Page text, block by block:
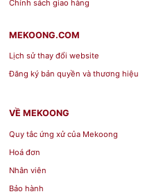
Chính sách giao hàng
MEKOONG.COM
Lịch sử thay đổi website
Đăng ký bản quyền và thương hiệu
VỀ MEKOONG
Quy tắc ứng xử của Mekoong
Hoá đơn
Nhân viên
Bảo hành